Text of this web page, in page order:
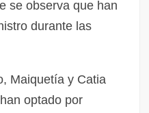
se observa que han
durante las
Maiquetía y Catia
optado por